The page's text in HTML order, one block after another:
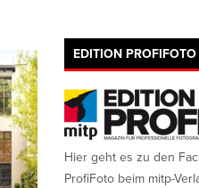
EDITION
Hier geht es zu den
ProfiFoto beim mitp-